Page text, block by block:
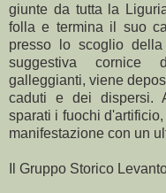
giunte da tutta la
folla e termina il suo
presso lo scoglio
suggestiva cornice
galleggianti, viene
caduti e dei dispersi.
sparati i fuochi
manifestazione con un
Il Gruppo Storico